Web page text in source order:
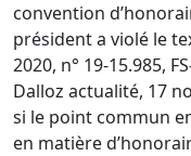
convention
président a violé le
2020, n° 19-15.985,
Dalloz actualité, 17
si le point commun
en matière